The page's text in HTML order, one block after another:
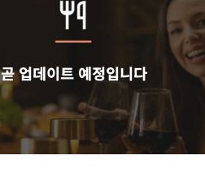
곧 업데이트 예정입니다